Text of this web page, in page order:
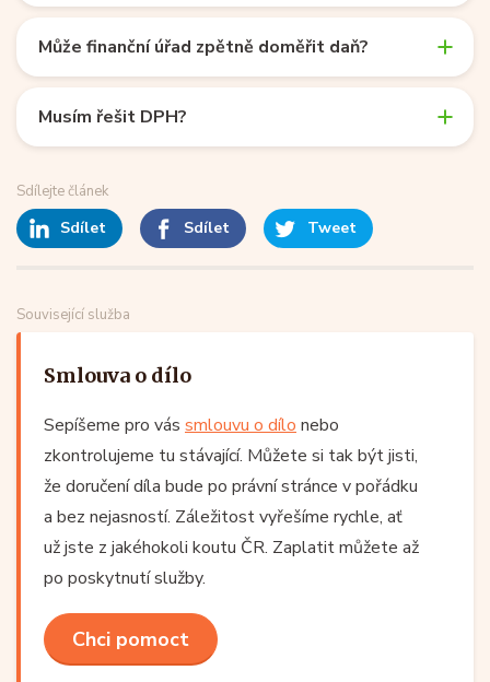
Může finanční úřad zpětně doměřit daň?
Musím řešit DPH?
Sdílejte článek
Sdílet Sdílet Tweet
Související služba
Smlouva o dílo
Sepíšeme pro vás smlouvu o dílo nebo
zkontrolujeme tu stávající. Můžete si tak být jisti,
že doručení díla bude po právní stránce v pořádku
a bez nejasností. Záležitost vyřešíme rychle, ať
už jste z jakéhokoli koutu ČR. Zaplatit můžete až
po poskytnutí služby.
Chci pomoct